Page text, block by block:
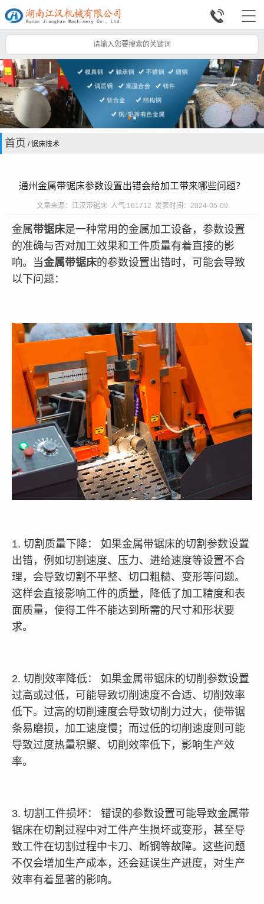


首页 / 锯床技术
通州金属带锯床参数设置出错会给加工带来哪些问题？
文章来源：江汉带锯床 人气:161712 发表时间：2024-05-09
金属带锯床是一种常用的金属加工设备，参数设置
的准确与否对加工效果和工件质量有着直接的影
响。当金属带锯床的参数设置出错时，可能会导致
以下问题：
1. 切割质量下降： 如果金属带锯床的切割参数设置
出错，例如切割速度、压力、进给速度等设置不合
理，会导致切割不平整、切口粗糙、变形等问题。
这样会直接影响工件的质量，降低了加工精度和表
面质量，使得工件不能达到所需的尺寸和形状要
求。
2. 切削效率降低： 如果金属带锯床的切削参数设置
过高或过低，可能导致切削速度不合适、切削效率
低下。过高的切削速度会导致切削力过大，使带锯
条易磨损，加工速度慢；而过低的切削速度则可能
导致过度热量积聚、切削效率低下，影响生产效
率。
3. 切割工件损坏： 错误的参数设置可能导致金属带
锯床在切割过程中对工件产生损坏或变形，甚至导
致工件在切割过程中卡刀、断钢等故障。这些问题
不仅会增加生产成本，还会延误生产进度，对生产
效率有着显著的影响。